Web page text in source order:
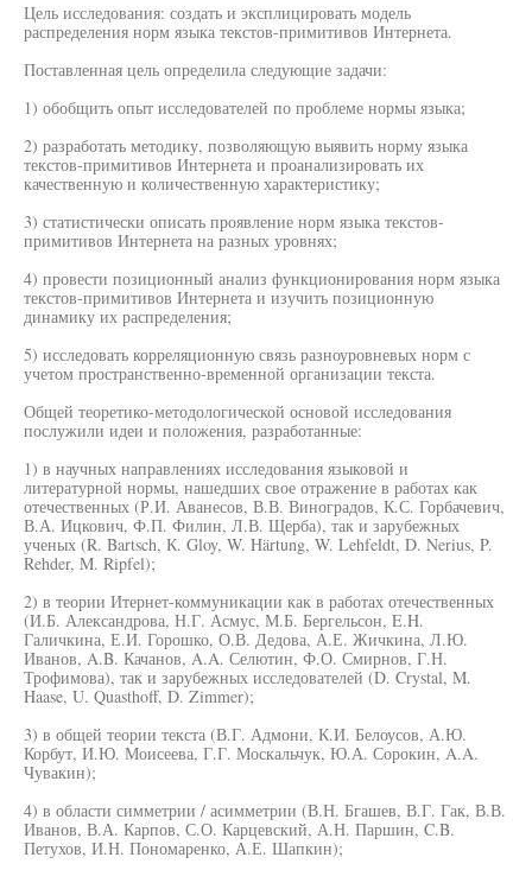
Цель исследования: создать и эксплицировать модель
распределения норм языка текстов-примитивов Интернета.
Поставленная цель определила следующие задачи:
1) обобщить опыт исследователей по проблеме нормы языка;
2) разработать методику, позволяющую выявить норму языка
текстов-примитивов Интернета и проанализировать их
качественную и количественную характеристику;
3) статистически описать проявление норм языка текстов-
примитивов Интернета на разных уровнях;
4) провести позиционный анализ функционирования норм языка
текстов-примитивов Интернета и изучить позиционную
динамику их распределения;
5) исследовать корреляционную связь разноуровневых норм с
учетом пространственно-временной организации текста.
Общей теоретико-методологической основой исследования
послужили идеи и положения, разработанные:
1) в научных направлениях исследования языковой и
литературной нормы, нашедших свое отражение в работах как
отечественных (Р.И. Аванесов, В.В. Виноградов, К.С. Горбачевич,
В.А. Ицкович, Ф.П. Филин, Л.В. Щерба), так и зарубежных
ученых (R. Bartsch, К. Gloy, W. Härtung, W. Lehfeldt, D. Nerius, P.
Rehder, M. Ripfel);
2) в теории Итернет-коммуникации как в работах отечественных
(И.Б. Александрова, Н.Г. Асмус, М.Б. Бергельсон, E.H.
Галичкина, Е.И. Горошко, О.В. Дедова, А.Е. Жичкина, Л.Ю.
Иванов, A.B. Качанов, A.A. Селютин, Ф.О. Смирнов, Г.Н.
Трофимова), так и зарубежных исследователей (D. Crystal, M.
Haase, U. Quasthoff, D. Zimmer);
3) в общей теории текста (В.Г. Адмони, К.И. Белоусов, А.Ю.
Корбут, И.Ю. Моисеева, Г.Г. Москальчук, Ю.А. Сорокин, A.A.
Чувакин);
4) в области симметрии / асимметрии (В.Н. Бгашев, В.Г. Гак, В.В.
Иванов, В.А. Карпов, С.О. Карцевский, А.Н. Паршин, C.B.
Петухов, И.Н. Пономаренко, А.Е. Шапкин);